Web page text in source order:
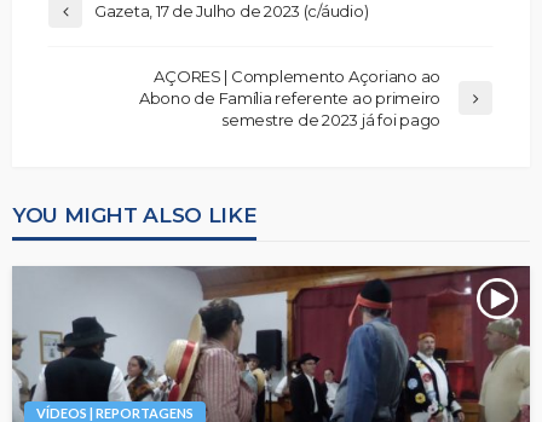
Gazeta, 17 de Julho de 2023 (c/áudio)
AÇORES | Complemento Açoriano ao
Abono de Família referente ao primeiro
semestre de 2023 já foi pago
YOU MIGHT ALSO LIKE
VÍDEOS | REPORTAGENS